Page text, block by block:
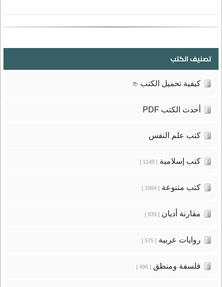
تصنيف الكتب
كيفية تحميل الكتب 📚
أحدث الكتب PDF
كتب علم النفس
كتب إسلامية[ 1149 ]
كتب متنوعة[ 1084 ]
مقارنة أديان[ 939 ]
روايات عربية[ 575 ]
فلسفة ومنطق[ 496 ]